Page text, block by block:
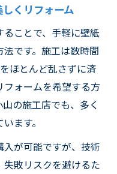
くリフォーム
ことで、手軽に壁紙
です。施工は数時間
ほとんど乱さずに済
ォームを希望する方
の施工店でも、多く
ます。
が可能ですが、技術
敗リスクを避けるた